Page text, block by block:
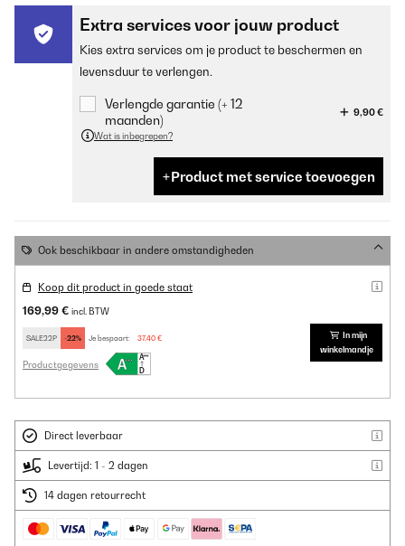
Extra services voor jouw product
Kies extra services om je product te beschermen en
levensduur te verlengen.
Verlengde garantie (+ 12
maanden)
9,90 €
Wat is inbegrepen?
Product met service toevoegen
Ook beschikbaar in andere omstandigheden
Koop dit product in goede staat
169,99 € incl. BTW
SALE22P -22% Je bespaart: 37,40 €
Productgegevens
In mijn
winkelmandje
Direct leverbaar
Levertijd: 1 - 2 dagen
14 dagen retourrecht